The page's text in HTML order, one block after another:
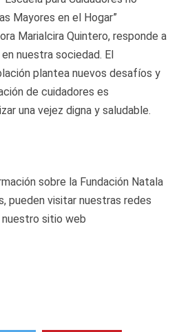
Mayores en el Hogar”
Marialcira Quintero, responde a
nuestra sociedad. El
plantea nuevos desafíos y
de cuidadores es
una vejez digna y saludable.
sobre la Fundación Natala
pueden visitar nuestras redes
sitio web